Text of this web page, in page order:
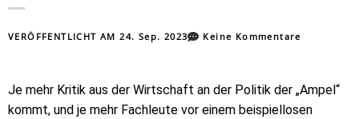
VERÖFFENTLICHT AM24. Sep. 2023 Keine Kommentare
Je mehr Kritik aus der Wirtschaft an der Politik der „Ampel“
kommt, und je mehr Fachleute vor einem beispiellosen